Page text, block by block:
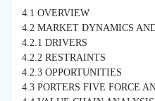
4.1 OVERVIEW
4.2 MARKET DYNAMICS
4.2.1 DRIVERS
4.2.2 RESTRAINTS
4.2.3 OPPORTUNITIES
4.3 PORTERS FIVE FORCE